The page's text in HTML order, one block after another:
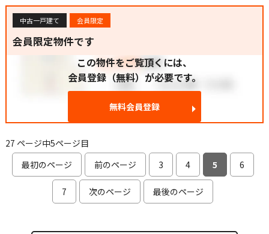
中古一戸建て 会員限定
会員限定物件です
この物件をご覧頂くには、
会員登録（無料）が必要です。
無料会員登録
27 ページ中5ページ目
最初のページ
前のページ 3 4 5 6
7 次のページ 最後のページ